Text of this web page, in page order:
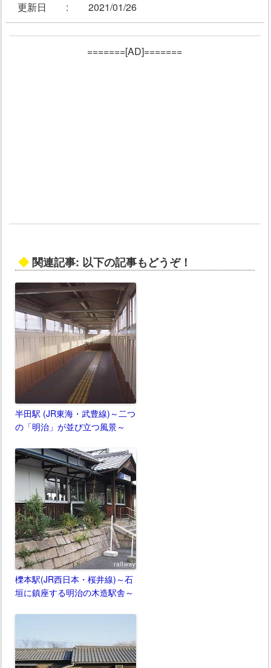
更新日 : 2021/01/26
=======[AD]=======
◆関連記事: 以下の記事もどうぞ！
半田駅 (JR東海・武豊線)～二つ
の「明治」が並び立つ風景～
櫟本駅(JR西日本・桜井線)～石
垣に鎮座する明治の木造駅舎～